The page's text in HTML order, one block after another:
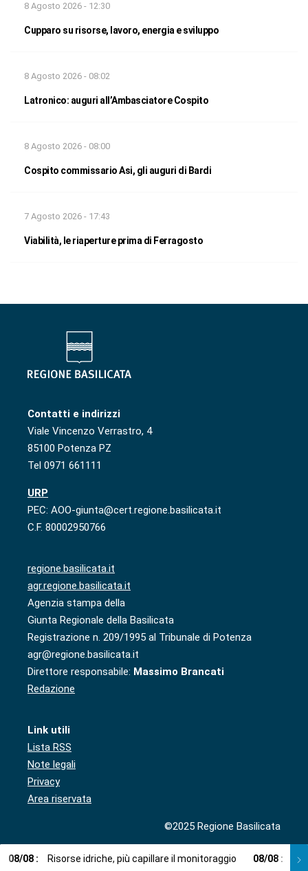
8 Agosto 2026 - 12:30
Cupparo su risorse, lavoro, energia e sviluppo
8 Agosto 2026 - 08:02
Latronico: auguri all’Ambasciatore Cospito
8 Agosto 2026 - 08:00
Cospito commissario Asi, gli auguri di Bardi
7 Agosto 2026 - 17:43
Viabilità, le riaperture prima di Ferragosto
Contatti e indirizzi
Viale Vincenzo Verrastro, 4
85100 Potenza PZ
Tel 0971 661111
URP
PEC: AOO-giunta@cert.regione.basilicata.it
C.F. 80002950766
regione.basilicata.it
agr.regione.basilicata.it
Agenzia stampa della
Giunta Regionale della Basilicata
Registrazione n. 209/1995 al Tribunale di Potenza
agr@regione.basilicata.it
Direttore responsabile: Massimo Brancati
Redazione
Link utili
Lista RSS
Note legali
Privacy
Area riservata
©2025 Regione Basilicata
08/08 : Risorse idriche, più capillare il monitoraggio 08/08 :